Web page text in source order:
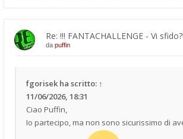
Re: !!! FANTACHALLENGE - Vi
da puffin
fgorisek ha scritto: ↑
11/06/2026, 18:31
Ciao Puffin,
Io partecipo, ma non sono sicurissimo di